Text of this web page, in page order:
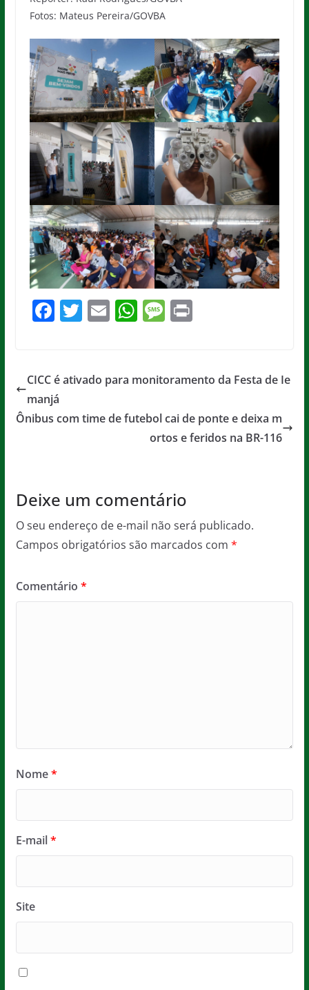
Fotos: Mateus Pereira/GOVBA
F
e
b
o
T
er
E
l
W
s
p
p
M
a
e
Pr
CICC é ativado para monitoramento da Festa de Ie
manjá
Ônibus com time de futebol cai de ponte e deixa m
ortos e feridos na BR-116
Deixe um comentário
O seu endereço de e-mail não será publicado.
Campos obrigatórios são marcados com *
Comentário *
Nome*
E-mail*
Site